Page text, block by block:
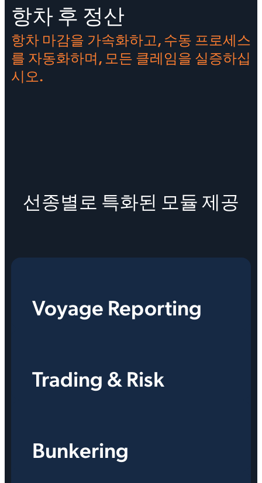
항차 후 정산
항차 마감을 가속화하고, 수동 프로세스
를 자동화하며, 모든 클레임을 실증하십
시오.
선종별로 특화된 모듈 제공
Voyage Reporting
Trading & Risk
Bunkering